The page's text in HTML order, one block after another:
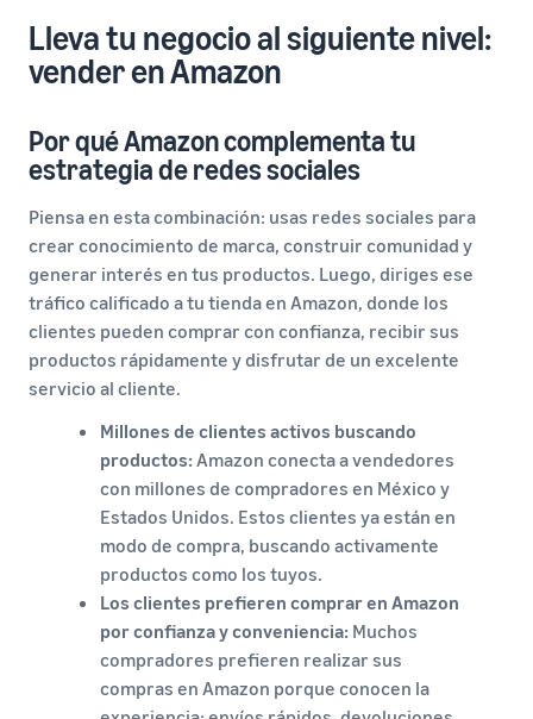
Lleva tu negocio al siguiente nivel:
vender en Amazon
Por qué Amazon complementa tu
estrategia de redes sociales
Piensa en esta combinación: usas redes sociales para
crear conocimiento de marca, construir comunidad y
generar interés en tus productos. Luego, diriges ese
tráfico calificado a tu tienda en Amazon, donde los
clientes pueden comprar con confianza, recibir sus
productos rápidamente y disfrutar de un excelente
servicio al cliente.
Millones de clientes activos buscando
productos:Amazon conecta a vendedores
con millones de compradores en México y
Estados Unidos. Estos clientes ya están en
modo de compra, buscando activamente
productos como los tuyos.
Los clientes prefieren comprar en Amazon
por confianza y conveniencia: Muchos
compradores prefieren realizar sus
compras en Amazon porque conocen la